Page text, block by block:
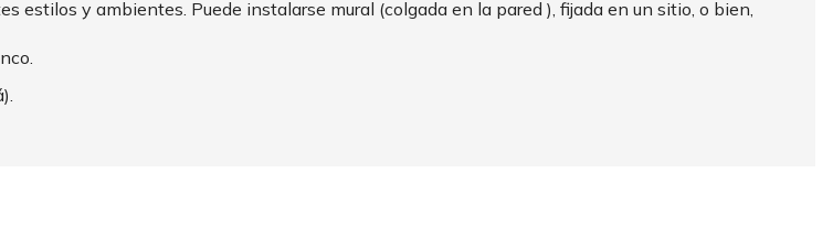
y ambientes. Puede instalarse mural (colgada en la pared ), fijada en un sitio, o bien,